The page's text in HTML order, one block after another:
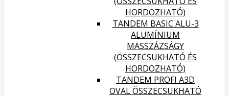
HORDOZHATÓ)
TANDEM BASIC ALU-3
ALUMÍNIUM
MASSZÁZSÁGY
(ÖSSZECSUKHATÓ ÉS
HORDOZHATÓ)
TANDEM PROFI A3D
OVAL ÖSSZECSUKHATÓ